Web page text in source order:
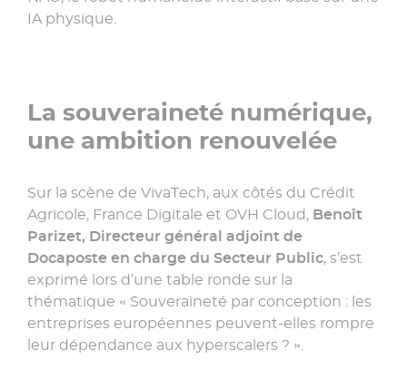
IA physique.
La souveraineté numérique,
une ambition renouvelée
Sur la scène de VivaTech, aux côtés du Crédit
Agricole, France Digitale et OVH Cloud, Benoît
Parizet, Directeur général adjoint de
Docaposte en charge du Secteur Public, s’est
exprimé lors d’une table ronde sur la
thématique « Souveraineté par conception : les
entreprises européennes peuvent-elles rompre
leur dépendance aux hyperscalers ? ».